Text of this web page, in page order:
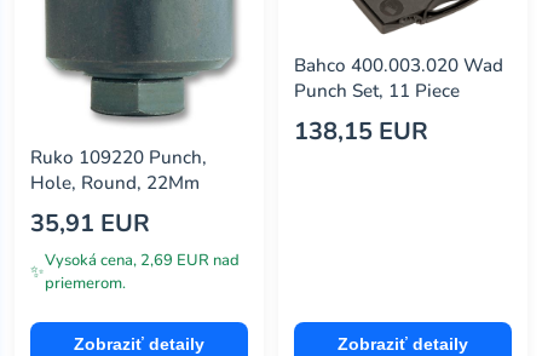
Ruko 109220 Punch,
Hole, Round, 22Mm
35,91 EUR
✨Vysoká cena, 2,69 EUR nad
priemerom.
Zobraziť detaily
Bahco 400.003.020 Wad
Punch Set, 11 Piece
138,15 EUR
Zobraziť detaily